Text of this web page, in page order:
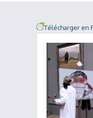
Télécharger en